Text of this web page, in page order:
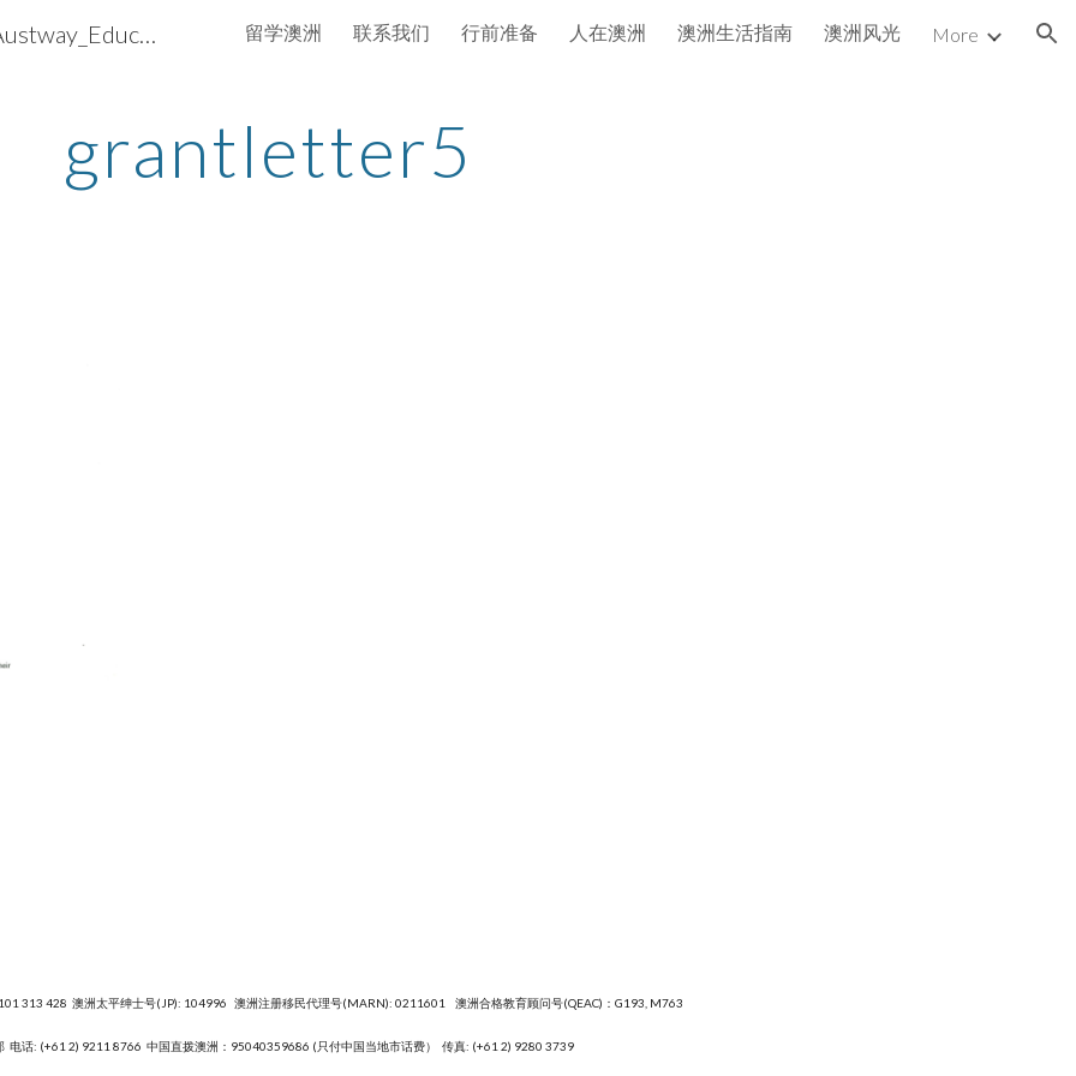
to main content Skip to navigation
澳洲通国际－留学澳洲 iAustway_Education 留学澳洲 联系我们 行前准备 人在澳洲 澳洲生活指南 澳洲风光 More
grantletter5
313 428 澳洲太平绅士号(JP): 104996 澳洲注册移民代理号(MARN): 0211601 澳洲合格教育顾问号(QEAC)：G193, M763
电话: (+61 2) 9211 8766 中国直拨澳洲：95040359686 (只付中国当地市话费） 传真: (+61 2) 9280 3739